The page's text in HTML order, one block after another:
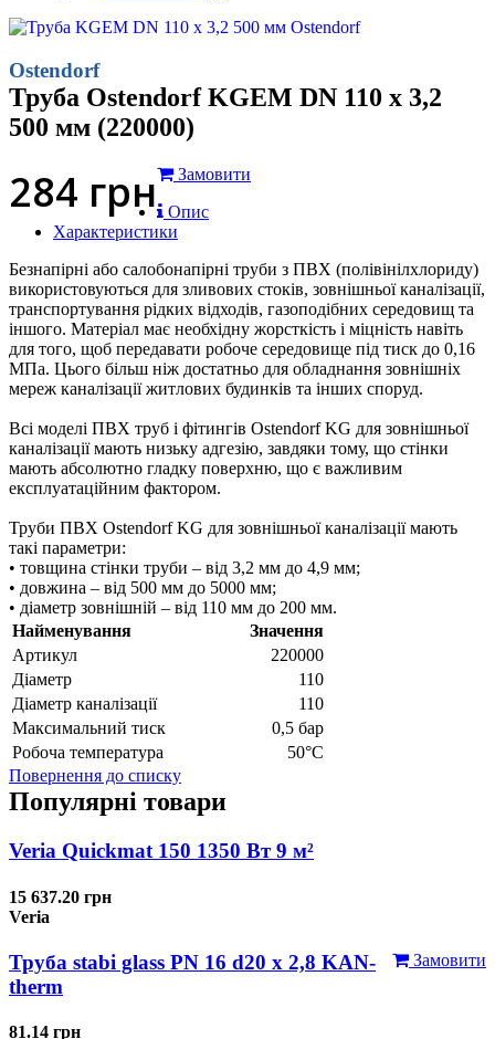
Ostendorf
Труба Ostendorf KGEM DN 110 x 3,2
500 мм (220000)
284 грн
Замовити
Опис
Характеристики
Безнапірні або салобонапірні труби з ПВХ (полівінілхлориду)
використовуються для зливових стоків, зовнішньої каналізації,
транспортування рідких відходів, газоподібних середовищ та
іншого. Матеріал має необхідну жорсткість і міцність навіть
для того, щоб передавати робоче середовище під тиск до 0,16
МПа. Цього більш ніж достатньо для обладнання зовнішніх
мереж каналізації житлових будинків та інших споруд.
Всі моделі ПВХ труб і фітингів Ostendorf KG для зовнішньої
каналізації мають низьку адгезію, завдяки тому, що стінки
мають абсолютно гладку поверхню, що є важливим
експлуатаційним фактором.
Труби ПВХ Ostendorf KG для зовнішньої каналізації мають
такі параметри:
• товщина стінки труби – від 3,2 мм до 4,9 мм;
• довжина – від 500 мм до 5000 мм;
• діаметр зовнішній – від 110 мм до 200 мм.
Найменування
Значення
Артикул
220000
Діаметр
110
Діаметр каналізації
110
Максимальний тиск
0,5 бар
Робоча температура
50°С
Повернення до списку
Популярні товари
Veria Quickmat 150 1350 Вт 9 м²
15 637.20 грн
Veria
Замовити
Труба stabi glass PN 16 d20 х 2,8 KAN-
therm
81.14 грн